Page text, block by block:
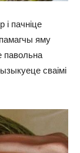
і пачніце
яму
павольна
сваімі